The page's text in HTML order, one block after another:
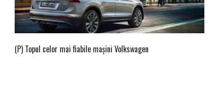
(P) Topul celor mai fiabile maşini Volkswagen